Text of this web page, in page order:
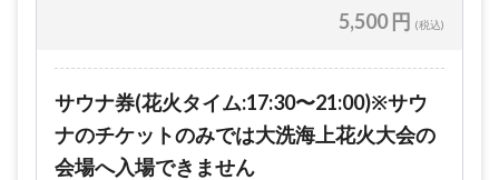
5,500 円 (税込)
サウナ券(花火タイム:17:30〜21:00)※サウ
ナのチケットのみでは大洗海上花火大会の
会場へ入場できません